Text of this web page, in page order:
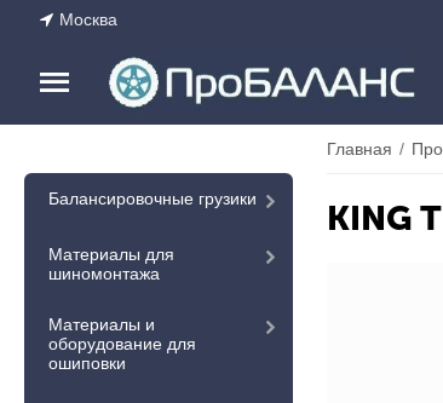
Москва
Балансировочные грузики
Материалы для
шиномонтажа
Материалы и
оборудование для
ошиповки
Главная /
KING